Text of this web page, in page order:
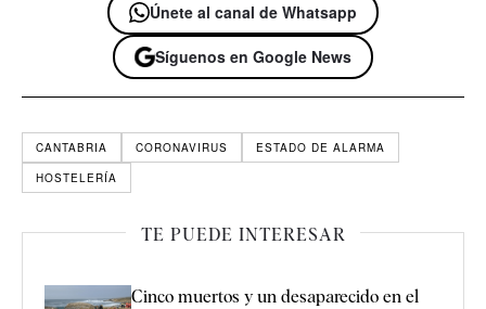
Únete al canal de Whatsapp
Síguenos en Google News
CANTABRIA CORONAVIRUS
ESTADO DE ALARMA
HOSTELERÍA
TE PUEDE INTERESAR
Cinco muertos y un desaparecido en el